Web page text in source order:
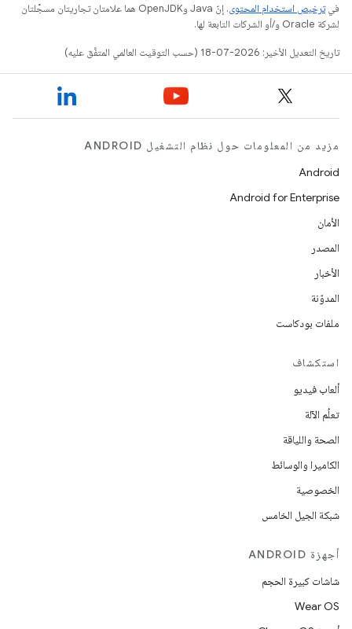
فيترخيص استخدام المحتوى
. إنّ Java وOpenJDK هما علامتان تجاريتان مسجَّلتان
لشركة Oracle و/أو الشركات التابعة لها.
تاريخ التعديل الأخير: 2026-07-18 (حسب التوقيت العالمي المتفَّق عليه)
مزيد من المعلومات حول نظام التشغيل ANDROID
Android
Android for Enterprise
الأمان
المصدر
الأخبار
المدوّنة
ملفات بودكاست
استكشاف
ألعاب فيديو
تعلُم الآلة
الصحة واللياقة
الكاميرا والوسائط
الخصوصية
شبكة الجيل الخامس
أجهزة ANDROID
شاشات كبيرة الحجم
Wear OS